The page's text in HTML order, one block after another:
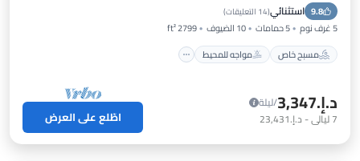
9.8 استثنائي(14 التعليقات )
5 غرف نوم 5 حمامات 10 الضيوف
2799 ft²
مسبح خاص
مواجه للمحيط
مسبح
د.إ.‏3,347
/ليلة
7ليالي- د.إ.‏23,431 اطّلع على العرض